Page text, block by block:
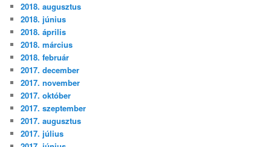
2018. augusztus
2018. június
2018. április
2018. március
2018. február
2017. december
2017. november
2017. október
2017. szeptember
2017. augusztus
2017. július